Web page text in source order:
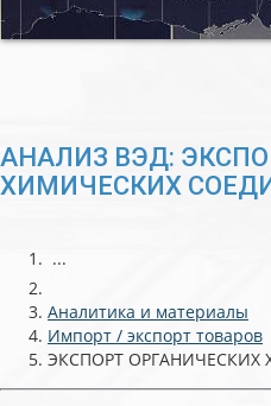
АНАЛИЗ ВЭД:
ХИМИЧЕСКИХ
...
Аналитика и материалы
Импорт / экспорт товаров
ЭКСПОРТ